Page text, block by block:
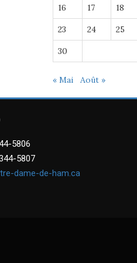
16 17 18
23 24 25
30
« Mai Août »
5806
5807
dame-de-ham.ca